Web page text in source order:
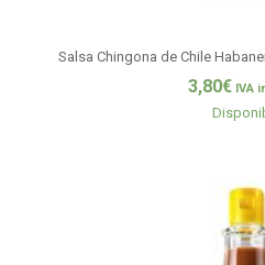
Salsa Chingona de Chile
3,80€ IVA